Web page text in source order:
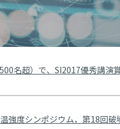
名超）で、SI2017優秀講演
度シンポジウム，第18回破